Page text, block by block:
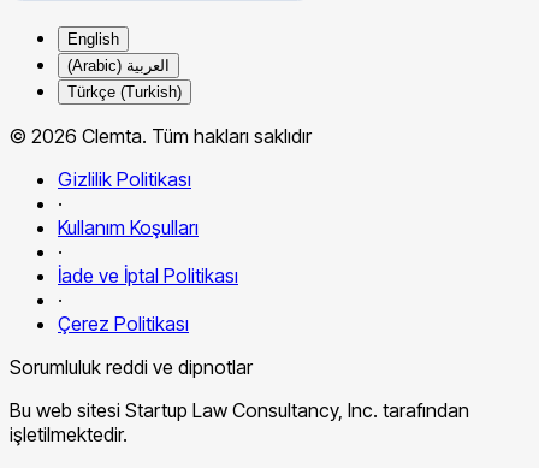
English
العربية (Arabic)
Türkçe (Turkish)
© 2026 Clemta. Tüm hakları saklıdır
Gizlilik Politikası
·
Kullanım Koşulları
·
İade ve İptal Politikası
·
Çerez Politikası
Sorumluluk reddi ve dipnotlar
Bu web sitesi Startup Law Consultancy, Inc. tarafından
işletilmektedir.